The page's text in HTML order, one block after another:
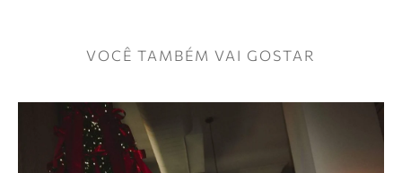
VOCÊ TAMBÉM VAI GOSTAR